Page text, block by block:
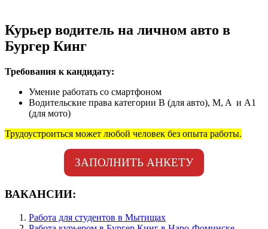
Курьер водитель на личном авто в
Бургер Кинг
Требования к кандидату:
Умение работать со смартфоном
Водительские права категории B (для авто), M, A и А1
(для мото)
Трудоустроиться может любой человек без опыта работы.
ЗАПОЛНИТЬ АНКЕТУ
ВАКАНСИИ:
Работа для студентов в Мытищах